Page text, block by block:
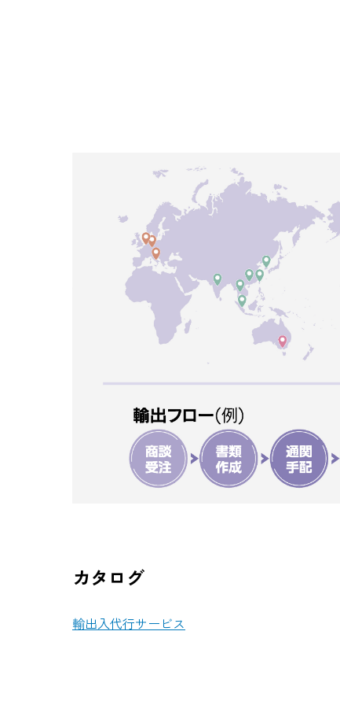
カタログ
輸出入代行サービス